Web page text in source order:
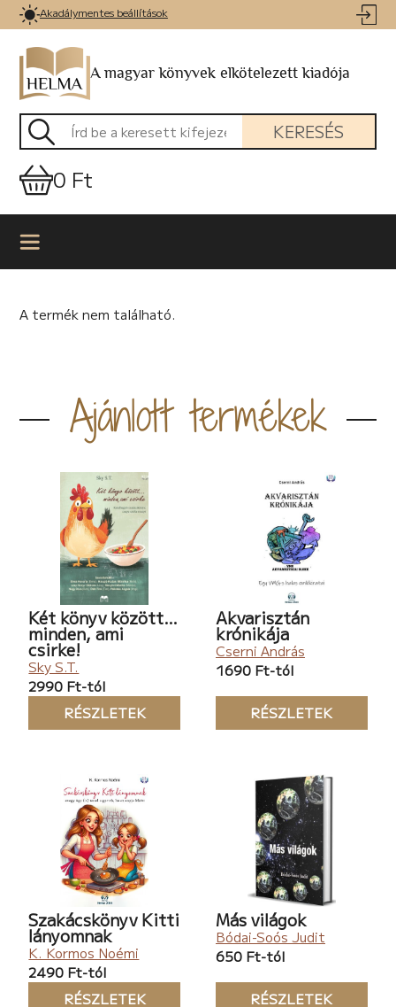
Akadálymentes beállítások
A magyar könyvek elkötelezett kiadója
KERESÉS
0 Ft
A termék nem található.
Ajánlott termékek
Két könyv között…
minden, ami
csirke!
Sky S.T.
2990 Ft-tól
RÉSZLETEK
Akvarisztán
krónikája
Cserni András
1690 Ft-tól
RÉSZLETEK
Szakácskönyv Kitti
lányomnak
K. Kormos Noémi
2490 Ft-tól
RÉSZLETEK
Más világok
Bódai-Soós Judit
650 Ft-tól
RÉSZLETEK